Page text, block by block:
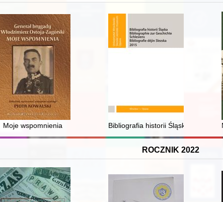
w malarstwie i grafice - "casus" zachodnich prowincji Rosji
Moje wspomnienia Bibliografia historii Śląska =
ROCZNIK 2022